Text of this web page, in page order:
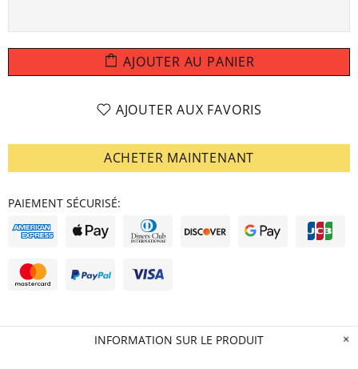
AJOUTER AU PANIER
AJOUTER AUX FAVORIS
ACHETER MAINTENANT
PAIEMENT SÉCURISÉ:
INFORMATION SUR LE PRODUIT